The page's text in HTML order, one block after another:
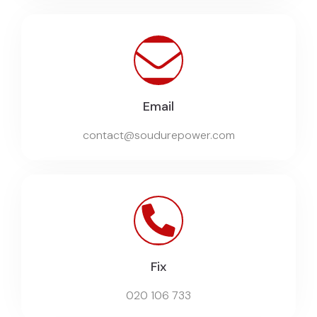
Email
contact@soudurepower.com
Fix
020 106 733